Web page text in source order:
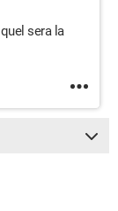
sera la